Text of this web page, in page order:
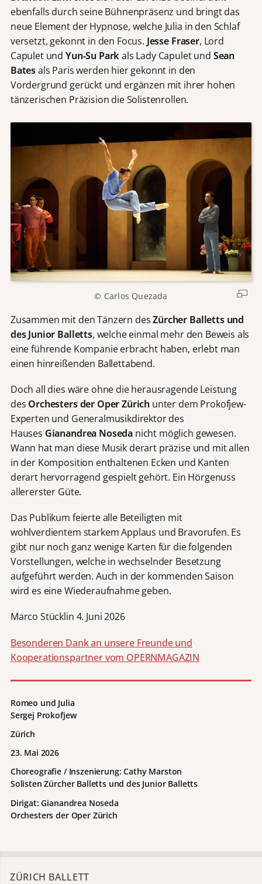
ebenfalls durch seine Bühnenpräsenz und bringt das
neue Element der Hypnose, welche Julia in den Schlaf
versetzt, gekonnt in den Focus. Jesse Fraser, Lord
Capulet und Yun-Su Parkals Lady Capulet und Sean
Batesals Paris werden hier gekonnt in den
Vordergrund gerückt und ergänzen mit ihrer hohen
tänzerischen Präzision die Solistenrollen.
© Carlos Quezada
Zusammen mit den Tänzern desZürcher Balletts und
des Junior Balletts, welche einmal mehr den Beweis als
eine führende Kompanie erbracht haben, erlebt man
einen hinreißenden Ballettabend.
Doch all dies wäre ohne die herausragende Leistung
des Orchesters der Oper Zürich unter dem Prokofjew-
Experten und Generalmusikdirektor des
Hauses Gianandrea Noseda nicht möglich gewesen.
Wann hat man diese Musik derart präzise und mit allen
in der Komposition enthaltenen Ecken und Kanten
derart hervorragend gespielt gehört. Ein Hörgenuss
allererster Güte.
Das Publikum feierte alle Beteiligten mit
wohlverdientem starkem Applaus und Bravorufen. Es
gibt nur noch ganz wenige Karten für die folgenden
Vorstellungen, welche in wechselnder Besetzung
aufgeführt werden. Auch in der kommenden Saison
wird es eine Wiederaufnahme geben.
Marco Stücklin 4. Juni 2026
Besonderen Dank an unsere Freunde und
Kooperationspartner vom OPERNMAGAZIN
Romeo und Julia
Sergej Prokofjew
Zürich
23. Mai 2026
Choreografie / Inszenierung: Cathy Marston
Solisten Zürcher Balletts und des Junior Balletts
Dirigat: Gianandrea Noseda
Orchesters der Oper Zürich
ZÜRICH BALLETT